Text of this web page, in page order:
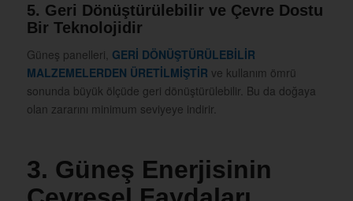
5. Geri Dönüştürülebilir ve Çevre Dostu
Bir Teknolojidir
Güneş panelleri, GERİ DÖNÜŞTÜRÜLEBİLİR
MALZEMELERDEN ÜRETİLMİŞTİR ve kullanım ömrü
sonunda büyük ölçüde geri dönüştürülebilir. Bu da doğaya
olan zararını minimum seviyeye indirir.
3. Güneş Enerjisinin